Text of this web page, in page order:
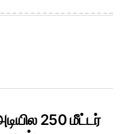
250 மீட்டர்